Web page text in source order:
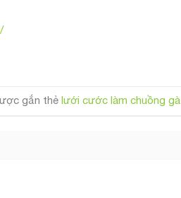
gắn thẻ lưới cước làm chuồng gà